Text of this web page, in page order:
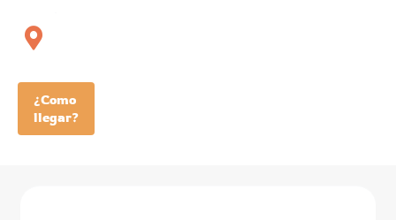
¿Como
llegar?